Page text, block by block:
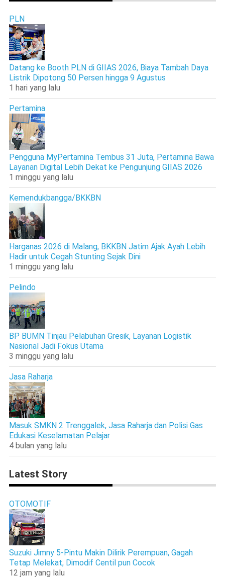
PLN
Datang ke Booth PLN di GIIAS 2026, Biaya Tambah Daya
Listrik Dipotong 50 Persen hingga 9 Agustus
1 hari yang lalu
Pertamina
Pengguna MyPertamina Tembus 31 Juta, Pertamina Bawa
Layanan Digital Lebih Dekat ke Pengunjung GIIAS 2026
1 minggu yang lalu
Kemendukbangga/BKKBN
Harganas 2026 di Malang, BKKBN Jatim Ajak Ayah Lebih
Hadir untuk Cegah Stunting Sejak Dini
1 minggu yang lalu
Pelindo
BP BUMN Tinjau Pelabuhan Gresik, Layanan Logistik
Nasional Jadi Fokus Utama
3 minggu yang lalu
Jasa Raharja
Masuk SMKN 2 Trenggalek, Jasa Raharja dan Polisi Gas
Edukasi Keselamatan Pelajar
4 bulan yang lalu
Latest Story
OTOMOTIF
Suzuki Jimny 5-Pintu Makin Dilirik Perempuan, Gagah
Tetap Melekat, Dimodif Centil pun Cocok
12 jam yang lalu